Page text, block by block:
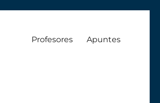
Profesores Apuntes